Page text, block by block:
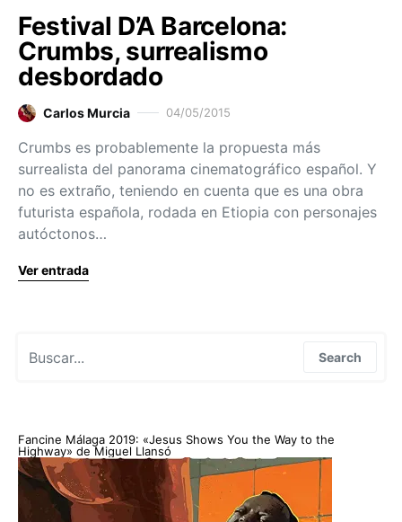
Festival D’A Barcelona:
Crumbs, surrealismo
desbordado
Carlos Murcia 04/05/2015
Crumbs es probablemente la propuesta más
surrealista del panorama cinematográfico español. Y
no es extraño, teniendo en cuenta que es una obra
futurista española, rodada en Etiopia con personajes
autóctonos…
Ver entrada
Search
Fancine Málaga 2019: «Jesus Shows You the Way to the
Highway» de Miguel Llansó